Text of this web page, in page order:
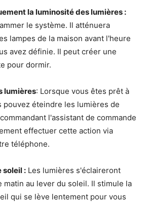
la luminosité des lumières :
le système. Il atténuera
lampes de la maison avant l'heure
avez définie. Il peut créer une
pour dormir.
lumières: Lorsque vous êtes prêt à
pouvez éteindre les lumières de
l'assistant de commande
effectuer cette action via
téléphone.
soleil : Les lumières s'éclaireront
matin au lever du soleil. Il stimule la
qui se lève lentement pour vous